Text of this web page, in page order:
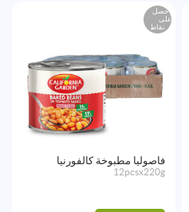
احصل
على
نقاط
فاصوليا مطبوخة كالفورنيا
12pcsx220g